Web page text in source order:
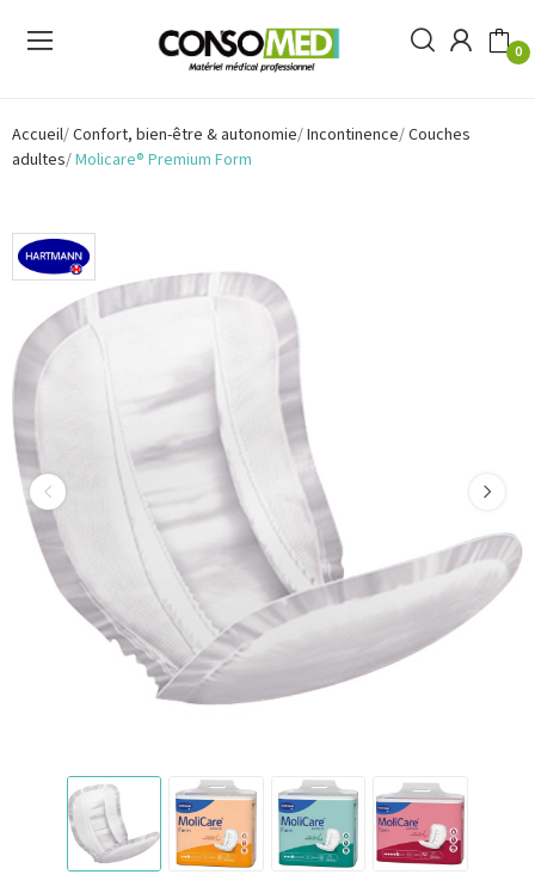
0
Accueil Confort, bien-être & autonomie Incontinence Couches
adultes Molicare® Premium Form